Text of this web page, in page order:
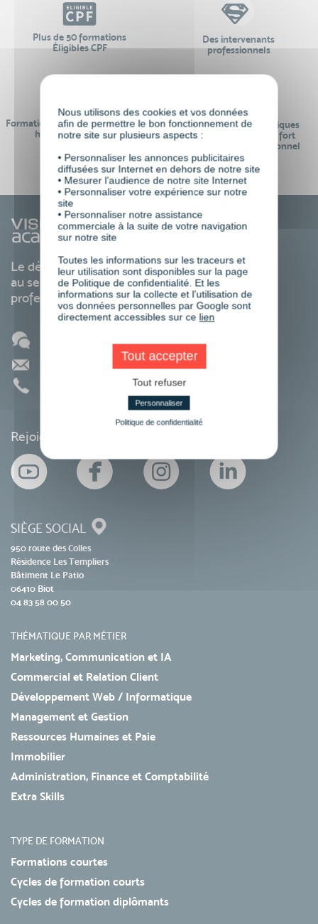
Plus de 50 formations
Éligibles CPF
Des intervenants
professionnels
Formations réalisables pendant ou
hors temps de travail
Des contenus pédagogiques
« de pointe » et en lien fort
avec le monde professionnel
Le développement des compétences
au service de votre carrière
professionnelle
Rejoignez-nous sur les réseaux sociaux
SIÈGE SOCIAL
950 route des Colles
Résidence Les Templiers
Bâtiment Le Patio
06410 Biot
04 83 58 00 50
THÉMATIQUE PAR MÉTIER
Marketing, Communication et IA
Commercial et Relation Client
Développement Web / Informatique
Management et Gestion
Ressources Humaines et Paie
Immobilier
Administration, Finance et Comptabilité
Extra Skills
TYPE DE FORMATION
Formations courtes
Cycles de formation courts
Cycles de formation diplômants
Nous utilisons des cookies et vos données
afin de permettre le bon fonctionnement de
notre site sur plusieurs aspects :
• Personnaliser les annonces publicitaires
diffusées sur Internet en dehors de notre site
• Mesurer l’audience de notre site Internet
• Personnaliser votre expérience sur notre
site
• Personnaliser notre assistance
commerciale à la suite de votre navigation
sur notre site
Toutes les informations sur les traceurs et
leur utilisation sont disponibles sur la page
de Politique de confidentialité. Et les
informations sur la collecte et l’utilisation de
vos données personnelles par Google sont
directement accessibles sur ce lien
Tout accepter
Tout refuser
Personnaliser
Politique de confidentialité